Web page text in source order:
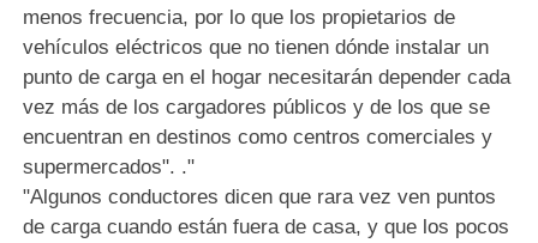
menos frecuencia, por lo que los propietarios de
vehículos eléctricos que no tienen dónde instalar un
punto de carga en el hogar necesitarán depender cada
vez más de los cargadores públicos y de los que se
encuentran en destinos como centros comerciales y
supermercados". ."
"Algunos conductores dicen que rara vez ven puntos
de carga cuando están fuera de casa, y que los pocos